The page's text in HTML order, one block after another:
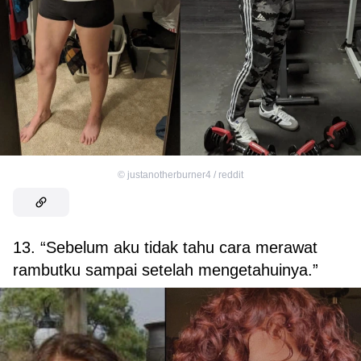
© justanotherburner4 / reddit
13. “Sebelum aku tidak tahu cara merawat
rambutku sampai setelah mengetahuinya.”